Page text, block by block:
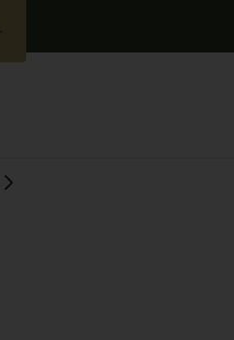
Weiter